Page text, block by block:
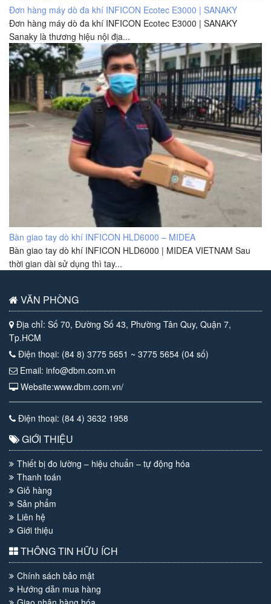
Đơn hàng máy dò đa khí INFICON Ecotec E3000 | SANAKY
Đơn hàng máy dò đa khí INFICON Ecotec E3000 | SANAKY
Sanaky là thương hiệu nội địa...
Bàn giao tay dò khí INFICON HLD6000 – MIDEA
Bàn giao tay dò khí INFICON HLD6000 | MIDEA VIETNAM Sau
thời gian dài sử dụng thì tay...
VĂN PHÒNG
Địa chỉ: Số 70, Đường Số 43, Phường Tân Quy, Quận 7,
Tp.HCM
Điện thoại: (84 8) 3775 5651 ~ 3775 5654 (04 số)
Email: info@dbm.com.vn
Website:www.dbm.com.vn/
Điện thoại: (84 4) 3632 1958
GIỚI THIỆU
Thiết bị đo lường – hiệu chuẩn – tự động hóa
Thanh toán
Giỏ hàng
Sản phẩm
Liên hệ
Giới thiệu
THÔNG TIN HỮU ÍCH
Chính sách bảo mật
Hướng dẫn mua hàng